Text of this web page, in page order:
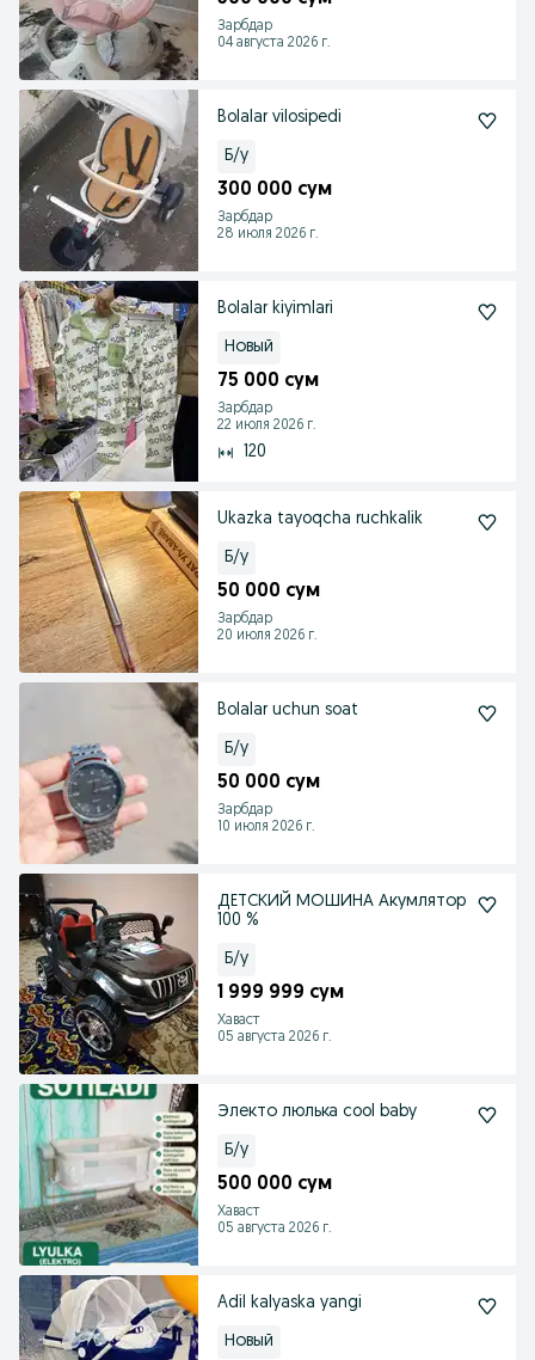
Зарбдар
04 августа 2026 г.
Bolalar vilosipedi
Б/у
300 000 сум
Зарбдар
28 июля 2026 г.
Bolalar kiyimlari
Новый
75 000 сум
Зарбдар
22 июля 2026 г.
120
Ukazka tayoqcha ruchkalik
Б/у
50 000 сум
Зарбдар
20 июля 2026 г.
Bolalar uchun soat
Б/у
50 000 сум
Зарбдар
10 июля 2026 г.
ДЕТСКИЙ МОШИНА Акумлятор
100 %
Б/у
1 999 999 сум
Хаваст
05 августа 2026 г.
Электо люлька cool baby
Б/у
500 000 сум
Хаваст
05 августа 2026 г.
Adil kalyaska yangi
Новый